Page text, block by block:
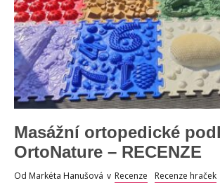
Masážní ortopedické
OrtoNature – RECENZE
Od Markéta Hanušová v Recenze Recenze hraček